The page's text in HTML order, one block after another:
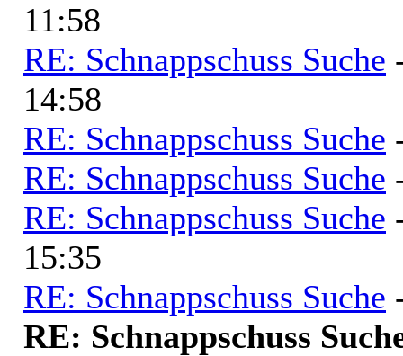
11:58
RE: Schnappschuss Suche
14:58
RE: Schnappschuss Suche
RE: Schnappschuss Suche
RE: Schnappschuss Suche
15:35
RE: Schnappschuss Suche
RE: Schnappschuss